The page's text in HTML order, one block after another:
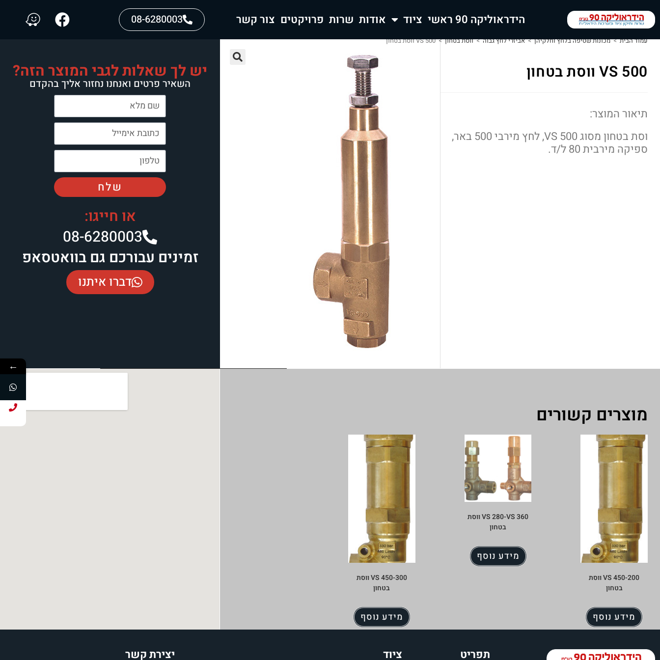
הידראוליקה 90 ראשי ציוד אודות שרות פרויקטים צור קשר 08-6280003
עמוד הבית > מכונות שטיפה בלחץ וחלקיהן > אביזרי לחץ גבוה > ווסת בטחון > VS 500 ווסת בטחון
VS 500 ווסת בטחון
תיאור המוצר:
וסת בטחון מסוג VS 500, לחץ מירבי 500 באר,
ספיקה מירבית 80 ל/ד.
יש לך שאלות לגבי המוצר הזה?
השאיר פרטים ואנחנו נחזור אליך בהקדם
שלח
או חייגו:
08-6280003​
זמינים עבורכם גם בוואטסאפ
דברו איתנו
מוצרים קשורים
VS 450-200 ווסת
בטחון
מידע נוסף
VS 280-VS 360 ווסת
בטחון
מידע נוסף
VS 450-300 ווסת
בטחון
מידע נוסף
תפריט ציוד יצירת קשר
←